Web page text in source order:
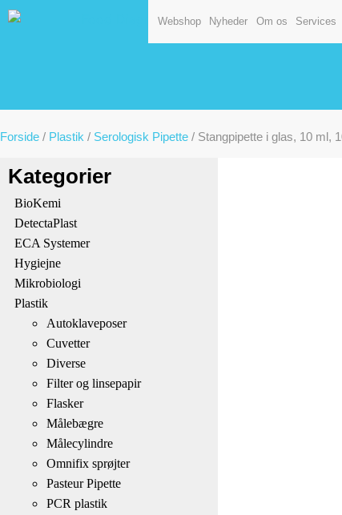
Webshop Nyheder Om os Services
Forside / Plastik / Serologisk Pipette / Stangpipette i glas, 10 ml,
Kategorier
BioKemi
DetectaPlast
ECA Systemer
Hygiejne
Mikrobiologi
Plastik
Autoklaveposer
Cuvetter
Diverse
Filter og linsepapir
Flasker
Målebægre
Målecylindre
Omnifix sprøjter
Pasteur Pipette
PCR plastik